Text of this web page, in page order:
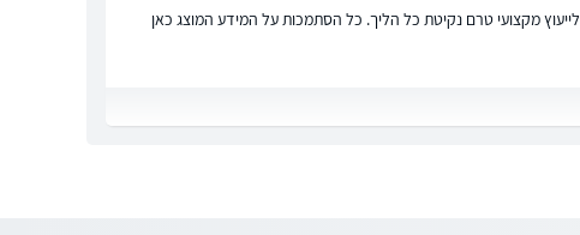
מקצועי טרם נקיטת כל הליך. כל הסתמכות על המידע המוצג כאן